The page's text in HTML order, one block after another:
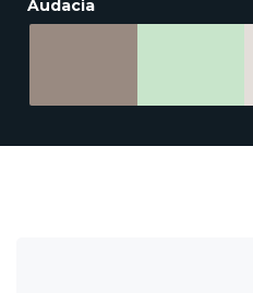
Audacia